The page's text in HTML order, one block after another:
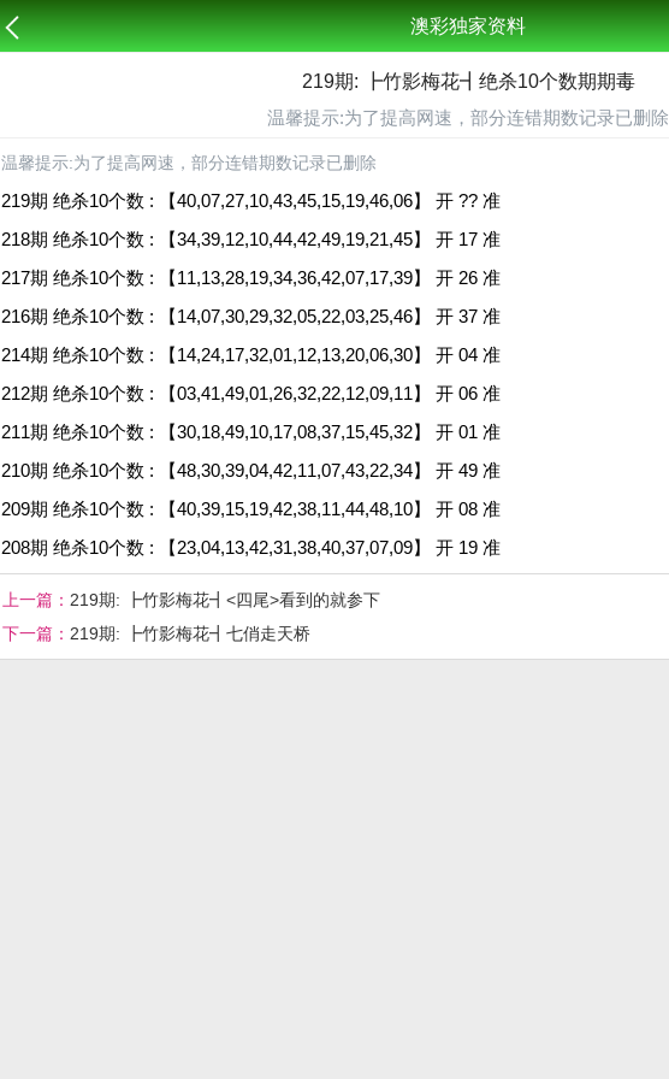
澳彩独家资料
219期: ┣竹影梅花┫绝杀10个数期期毒
温馨提示:为了提高网速，部分连错期数记录已删除
温馨提示:为了提高网速，部分连错期数记录已删除
219期 绝杀10个数 : 【40,07,27,10,43,45,15,19,46,06】 开 ?? 准
218期 绝杀10个数 : 【34,39,12,10,44,42,49,19,21,45】 开 17 准
217期 绝杀10个数 : 【11,13,28,19,34,36,42,07,17,39】 开 26 准
216期 绝杀10个数 : 【14,07,30,29,32,05,22,03,25,46】 开 37 准
214期 绝杀10个数 : 【14,24,17,32,01,12,13,20,06,30】 开 04 准
212期 绝杀10个数 : 【03,41,49,01,26,32,22,12,09,11】 开 06 准
211期 绝杀10个数 : 【30,18,49,10,17,08,37,15,45,32】 开 01 准
210期 绝杀10个数 : 【48,30,39,04,42,11,07,43,22,34】 开 49 准
209期 绝杀10个数 : 【40,39,15,19,42,38,11,44,48,10】 开 08 准
208期 绝杀10个数 : 【23,04,13,42,31,38,40,37,07,09】 开 19 准
上一篇： 219期: ┣竹影梅花┫<四尾>看到的就参下
下一篇： 219期: ┣竹影梅花┫七俏走天桥